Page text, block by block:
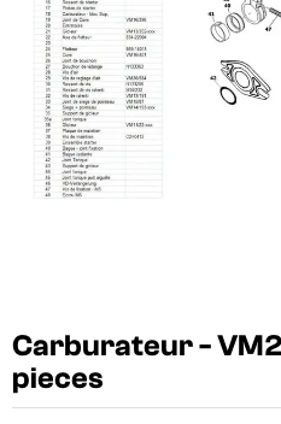
Carburateur -
pieces